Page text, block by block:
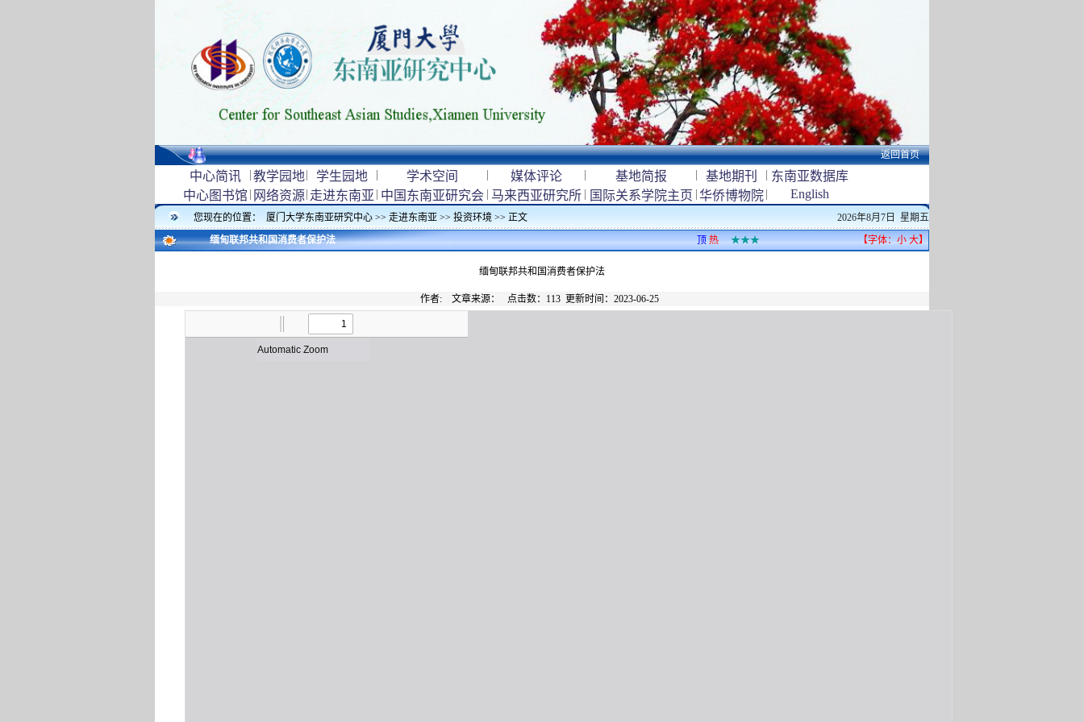
返回首页
中心简讯 |教学园地| 学生园地 | 学术空间 | 媒体评论 | 基地简报 | 基地期刊 | 东南亚数据库
中心图书馆 | 网络资源| 走进东南亚 | 中国东南亚研究会 | 马来西亚研究所 | 国际关系学院主页 |华侨博物院| English
您现在的位置： 厦门大学东南亚研究中心 >> 走进东南亚 >> 投资环境 >> 正文
2026年8月7日 星期五
缅甸联邦共和国消费者保护法
顶 热 ★★★ 【字体：小 大】
缅甸联邦共和国消费者保护法
作者: 文章来源： 点击数： 113 更新时间：2023-06-25